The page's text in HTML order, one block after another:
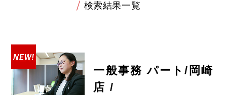
検索結果一覧
一般事務 パート/岡崎
店 /